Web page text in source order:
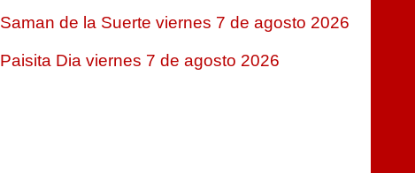
Saman de la Suerte viernes 7 de agosto 2026
Paisita Dia viernes 7 de agosto 2026